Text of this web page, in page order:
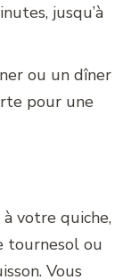
jusqu’à
ou un dîner
pour une
votre quiche,
tournesol ou
Vous